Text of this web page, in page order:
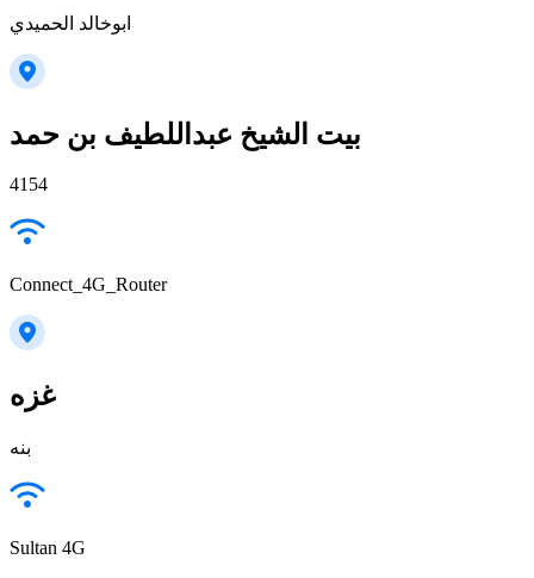
ابوخالد الحميدي
بيت الشيخ عبداللطيف بن حمد
4154
Connect_4G_Router
غزه
بنه
Sultan 4G